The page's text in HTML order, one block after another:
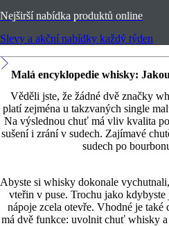
Nejširší nabídka produktů online
Slevy a akční nabídky každý týden
Malá encyklopedie whisky:
Věděli jste, že žádné dvě značky
platí zejména u takzvaných single
Na výslednou chuť má vliv kvalita
sušení i zrání v sudech. Zajímavé
sudech po
Abyste si whisky dokonale
vteřin v puse. Trochu jako
nápoje zcela otevře. Vhodné je
má dvě funkce: uvolnit chuť whisky